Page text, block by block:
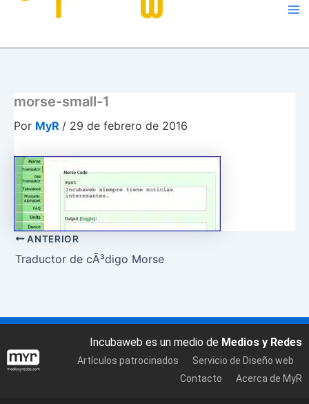
morse-small-1
Por MyR / 29 de febrero de 2016
ANTERIOR
Traductor de cÃ³digo Morse
Incubaweb es un medio de Medios y Redes
Artículos patrocinados
Servicio de Diseño web
Contacto
Acerca de MyR